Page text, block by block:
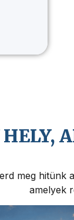
HELY,
meg hitünk
amelyek